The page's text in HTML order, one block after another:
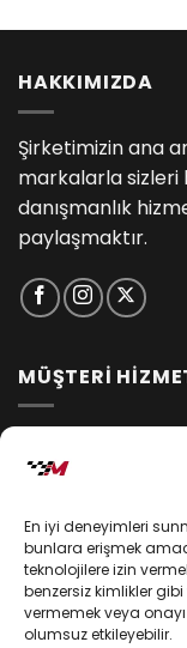
En iyi deneyimleri
bunlara erişmek
teknolojilere izin
benzersiz kimlikler
vermemek veya
olumsuz etkileyebilir.
HAKKIMIZDA
Şirketimizin ana
markalarla
danışmanlık
paylaşmaktır.
MÜŞTERİ
Kişisel Verilerin
Mesafeli Satış